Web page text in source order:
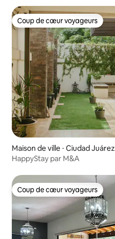
Coup de cœur voyageurs
Coup de cœur voyageurs
Maison de ville ⋅ Ciudad Juárez
HappyStay par M&A
Coup de cœur voyageurs
Coup de cœur voyageurs